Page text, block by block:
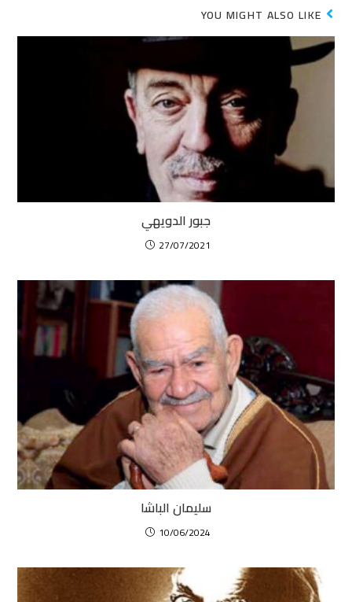
YOU MIGHT ALSO LIKE
جبور الدويهي
27/07/2021
سليمان الباشا
10/06/2024